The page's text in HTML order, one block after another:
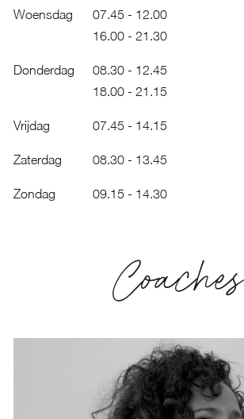
Woensdag
07.45 - 12.00
16.00 - 21.30
Donderdag
08.30 - 12.45
18.00 - 21.15
Vrijdag 07.45 - 14.15
Zaterdag 08.30 - 13.45
Zondag 09.15 - 14.30
Coaches